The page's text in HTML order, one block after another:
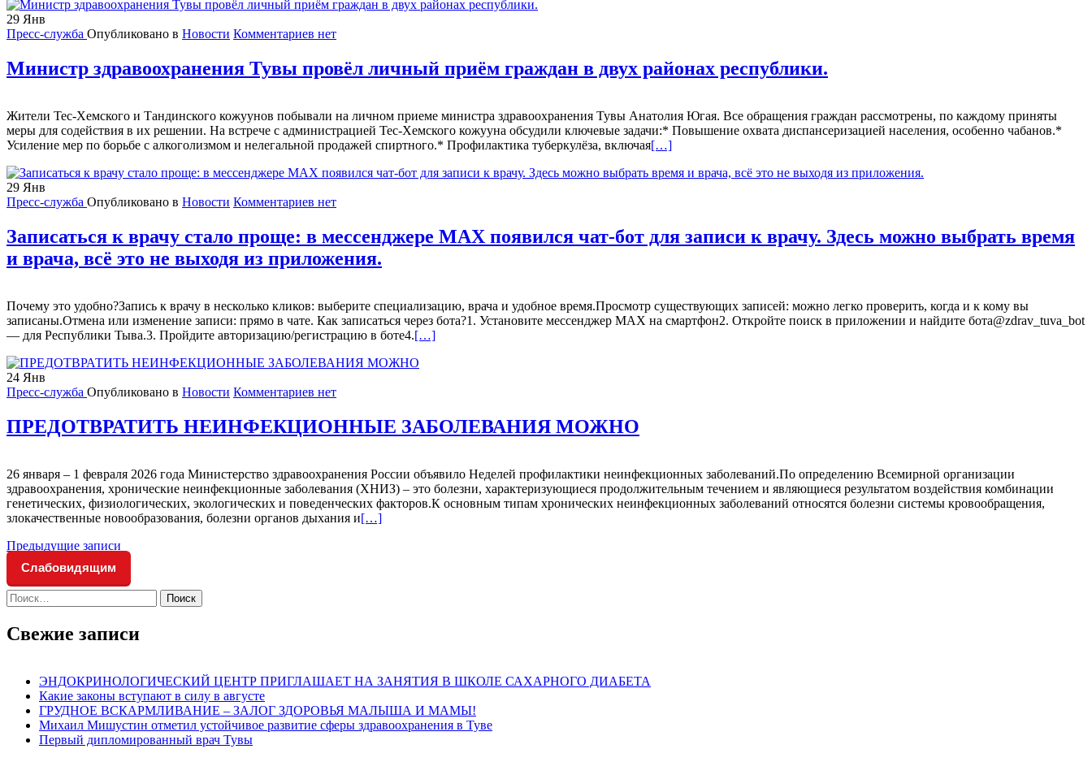
ЛЕЧЕНИЯ
ОПАСНОЙ
29 Янв
Пресс-служба Опубликовано в Новости Комментариев нет
Министр здравоохранения Тувы провёл личный приём граждан в двух районах республики.
Жители Тес-Хемского и Тандинского кожуунов побывали на личном приеме министра здравоохранения Тувы Анатолия Югая. Все обращения граждан рассмотрены, по каждому приняты
меры для содействия в их решении. На встрече с администрацией Тес-Хемского кожууна обсудили ключевые задачи:* Повышение охвата диспансеризацией населения, особенно чабанов.*
Усиление мер по борьбе с алкоголизмом и нелегальной продажей спиртного.* Профилактика туберкулёза, включаяЧитать
проМинистр
личный
приём
районах
республики.
[…]
29 Янв
Пресс-служба Опубликовано в Новости Комментариев нет
Записаться к врачу стало проще: в мессенджере MAX появился чат-бот для записи к врачу. Здесь можно выбрать время
и врача, всё это не выходя из приложения.
Почему это удобно?Запись к врачу в несколько кликов: выберите специализацию, врача и удобное время.Просмотр существующих записей: можно легко проверить, когда и к кому вы
записаны.Отмена или изменение записи: прямо в чате. Как записаться через бота?1. Установите мессенджер MAX на смартфон2. Откройте поиск в приложении и найдите бота@zdrav_tuva_bot
— для Республики Тыва.3. Пройдите авторизацию/регистрацию в боте4.Читать
проЗаписаться
проще:
в
появился
чат-
бот
это
выходя
из
[…]
24 Янв
Пресс-служба Опубликовано в Новости Комментариев нет
ПРЕДОТВРАТИТЬ НЕИНФЕКЦИОННЫЕ ЗАБОЛЕВАНИЯ МОЖНО
26 января – 1 февраля 2026 года Министерство здравоохранения России объявило Неделей профилактики неинфекционных заболеваний.По определению Всемирной организации
здравоохранения, хронические неинфекционные заболевания (ХНИЗ) – это болезни, характеризующиеся продолжительным течением и являющиеся результатом воздействия комбинации
генетических, физиологических, экологических и поведенческих факторов.К основным типам хронических неинфекционных заболеваний относятся болезни системы кровообращения,
злокачественные новообразования, болезни органов дыхания иЧитать
[…]
Навигация
по
записям
Предыдущие записи
Слабовидящим
Найти:
Свежие записи
ЭНДОКРИНОЛОГИЧЕСКИЙ ЦЕНТР ПРИГЛАШАЕТ НА ЗАНЯТИЯ В ШКОЛЕ САХАРНОГО ДИАБЕТА
Какие законы вступают в силу в августе
ГРУДНОЕ ВСКАРМЛИВАНИЕ – ЗАЛОГ ЗДОРОВЬЯ МАЛЫША И МАМЫ!
Михаил Мишустин отметил устойчивое развитие сферы здравоохранения в Туве
Первый дипломированный врач Тувы